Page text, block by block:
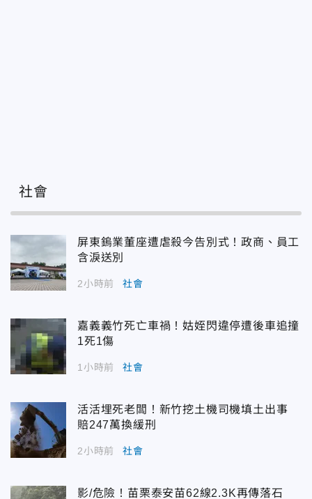
社會
屏東鎢業董座遭虐殺今告別式！政商、員工
含淚送別
2小時前 社會
嘉義義竹死亡車禍！姑姪閃違停遭後車追撞
1死1傷
1小時前 社會
活活埋死老闆！新竹挖土機司機填土出事
賠247萬換緩刑
2小時前 社會
影/危險！苗栗泰安苗62線2.3K再傳落石